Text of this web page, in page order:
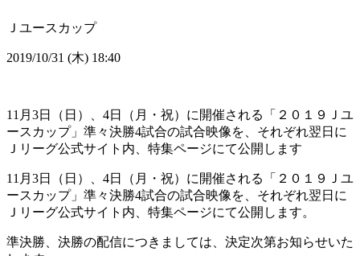
Ｊユースカップ
2019/10/31 (木) 18:40
11月3日（日）、4日（月・祝）に開催される「２０１９Ｊユ
ースカップ」準々決勝4試合の試合映像を、それぞれ翌日に
Ｊリーグ公式サイト内、特集ページにて公開します
11月3日（日）、4日（月・祝）に開催される「２０１９Ｊユ
ースカップ」準々決勝4試合の試合映像を、それぞれ翌日に
Ｊリーグ公式サイト内、特集ページにて公開します。
準決勝、決勝の配信につきましては、決定次第お知らせいた